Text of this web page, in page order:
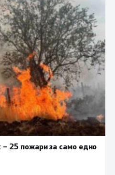
25 пожари за само едно